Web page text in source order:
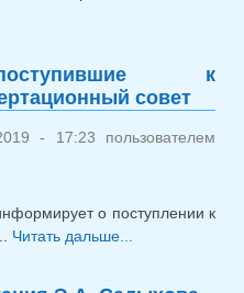
к
совет
- 17:23 пользователем
о поступлении к
Читать дальше...